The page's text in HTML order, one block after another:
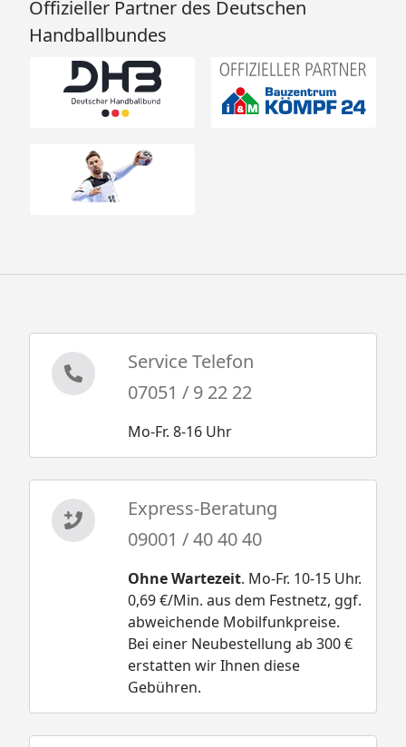
Offizieller Partner des Deutschen
Handballbundes
Service Telefon
07051 / 9 22 22
Mo-Fr. 8-16 Uhr
Express-Beratung
09001 / 40 40 40
Ohne Wartezeit. Mo-Fr. 10-15 Uhr.
0,69 €/Min. aus dem Festnetz, ggf.
abweichende Mobilfunkpreise.
Bei einer Neubestellung ab 300 €
erstatten wir Ihnen diese
Gebühren.